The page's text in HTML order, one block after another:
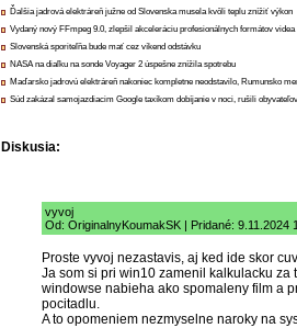
Ďalšia jadrová elektráreň južne od Slovenska musela kvôli teplu znížiť výkon
Vydaný nový FFmpeg 9.0, zlepšil akceleráciu profesionálnych formátov videa
Slovenská sporiteľňa bude mať cez víkend odstávku
NASA na diaľku na sonde Voyager 2 úspešne znížila spotrebu
Maďarsko jadrovú elektráreň nakoniec kompletne neodstavilo, Rumunsko
Súd zakázal samojazdiacim Google taxíkom dobíjanie v noci, rušili obyvateľov
Diskusia:
vyvoj
Od: OriginalnyKoumakSK | Pridané: 9.11.2024
Proste vyvoj nezastavis, aj ked ide skor
Ja som si pri win10 zamenil kalkulacku za
windowse nabieha ako spomaleny film a
pocitadlu.
A to opomeniem nezmyselne naroky na